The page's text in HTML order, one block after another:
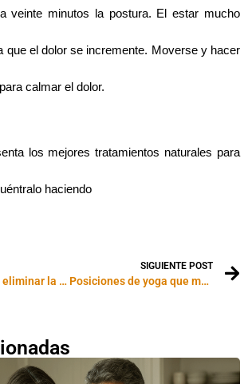
veinte minutos la postura. El estar mucho
que el dolor se incremente. Moverse y hacer
calmar el dolor.
los mejores tratamientos naturales para
haciendo
Ejercicios para eliminar la grasa de la cintura
SIGUIENTE POST
Posiciones de yoga que mejoran la vida sexual